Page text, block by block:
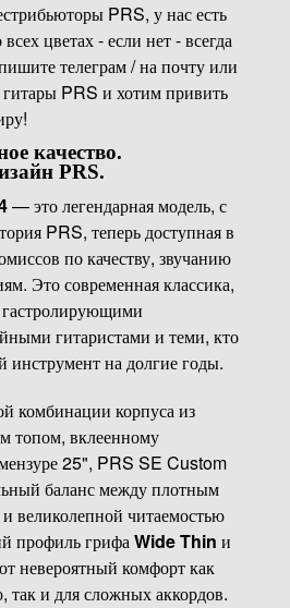
PRS, у нас есть
цветах - если нет - всегда
телеграм / на почту или
PRS и хотим привить
качество.
PRS.
— это легендарная модель, с
PRS, теперь доступная в
по качеству, звучанию
Это современная классика,
гитаристами и теми, кто
инструмент на долгие годы.
комбинации корпуса из
топом, вклеенному
25", PRS SE Custom
баланс между плотным
великолепной читаемостью
профиль грифаWide Thin и
невероятный комфорт как
так и для сложных аккордов.